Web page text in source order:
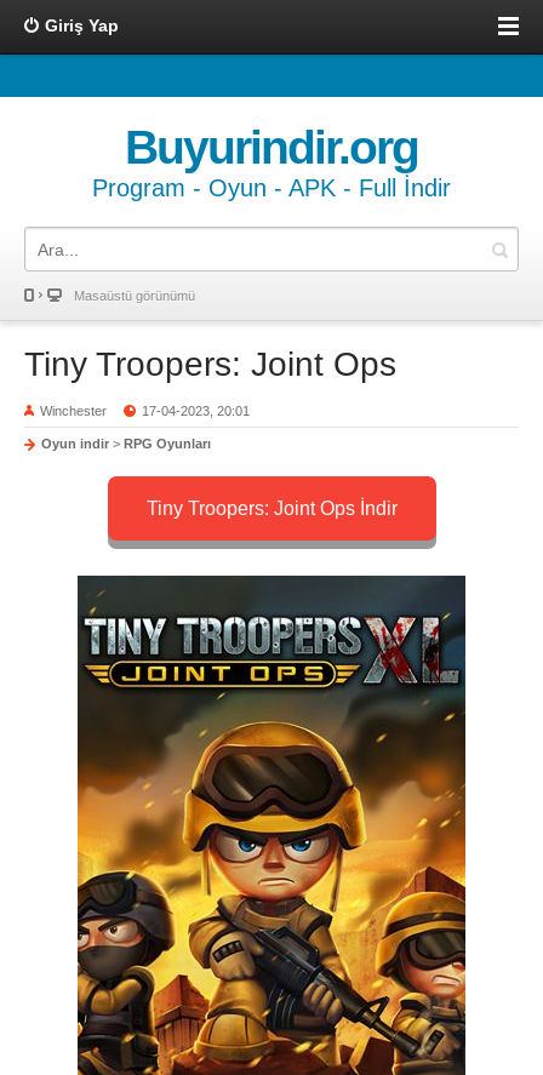
Giriş Yap
Buyurindir.org
Program - Oyun - APK - Full İndir
Masaüstü görünümü
Tiny Troopers: Joint Ops
Winchester 17-04-2023, 20:01
Oyun indir > RPG Oyunları
Tiny Troopers: Joint Ops İndir